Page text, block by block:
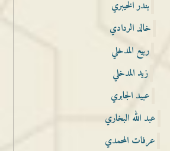
بندر الخيبري
خالد الردادي
ربيع المدخلي
زيد المدخلي
عبيد الجابري
عبد الله البخاري
عرفات المحمدي